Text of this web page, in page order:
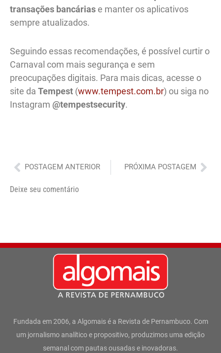
transações bancárias e manter os aplicativos
sempre atualizados.
Seguindo essas recomendações, é possível curtir o
Carnaval com mais segurança e sem
preocupações digitais. Para mais dicas, acesse o
site da Tempest (www.tempest.com.br) ou siga no
Instagram @tempestsecurity.
Anterior
POSTAGEM ANTERIOR PRÓXIMA POSTAGEM
Deixe seu comentário
Fundada em 2006, a Algomais é a Revista de Pernambuco. Com
um jornalismo analítico e propositivo, produzimos uma edição
semanal com pautas ousadas e inovadoras.